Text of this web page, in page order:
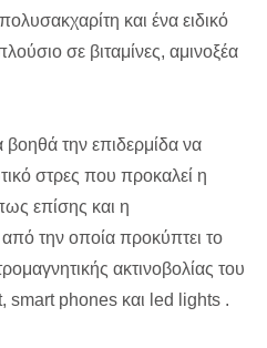
και ένα ειδικό
σε βιταμίνες, αμινοξέα
βοηθά την επιδερμίδα να
στρες που προκαλεί η
επίσης και η
την οποία προκύπτει το
ακτινοβολίας του
smart phones και led lights .